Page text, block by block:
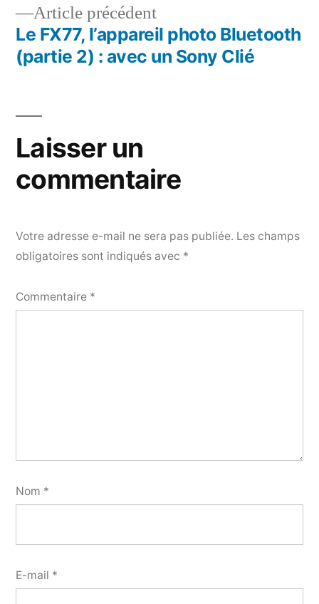
l’article
Article précédentArticle
précédent :
Le FX77, l’appareil photo Bluetooth
(partie 2) : avec un Sony Clié
Laisser un
commentaire
Votre adresse e-mail ne sera pas publiée. Les champs
obligatoires sont indiqués avec *
Commentaire *
Nom *
E-mail *